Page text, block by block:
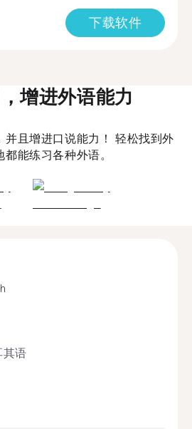
下载软件
增进外语能力
并且增进口说能力！ 轻松找到外
能练习各种外语。
其语